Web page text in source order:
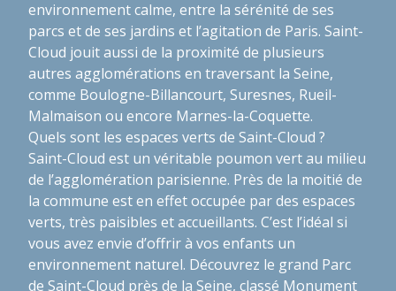
environnement calme, entre la sérénité de ses
parcs et de ses jardins et l’agitation de Paris. Saint-
Cloud jouit aussi de la proximité de plusieurs
autres agglomérations en traversant la Seine,
comme Boulogne-Billancourt, Suresnes, Rueil-
Malmaison ou encore Marnes-la-Coquette.
Quels sont les espaces verts de Saint-Cloud ?
Saint-Cloud est un véritable poumon vert au milieu
de l’agglomération parisienne. Près de la moitié de
la commune est en effet occupée par des espaces
verts, très paisibles et accueillants. C’est l’idéal si
vous avez envie d’offrir à vos enfants un
environnement naturel. Découvrez le grand Parc
de Saint-Cloud près de la Seine, classé Monument